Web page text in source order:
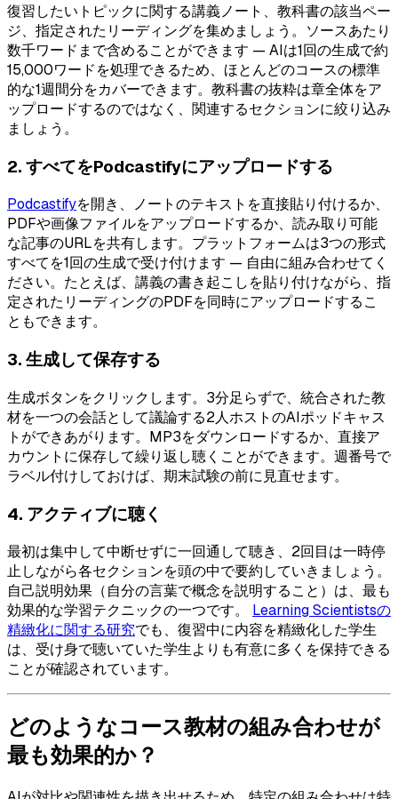
復習したいトピックに関する講義ノート、教科書の該当ペー
ジ、指定されたリーディングを集めましょう。ソースあたり
数千ワードまで含めることができます — AIは1回の生成で約
15,000ワードを処理できるため、ほとんどのコースの標準
的な1週間分をカバーできます。教科書の抜粋は章全体をア
ップロードするのではなく、関連するセクションに絞り込み
ましょう。
2. すべてをPodcastifyにアップロードする
Podcastifyを開き、ノートのテキストを直接貼り付けるか、
PDFや画像ファイルをアップロードするか、読み取り可能
な記事のURLを共有します。プラットフォームは3つの形式
すべてを1回の生成で受け付けます — 自由に組み合わせてく
ださい。たとえば、講義の書き起こしを貼り付けながら、指
定されたリーディングのPDFを同時にアップロードするこ
ともできます。
3. 生成して保存する
生成ボタンをクリックします。3分足らずで、統合された教
材を一つの会話として議論する2人ホストのAIポッドキャス
トができあがります。MP3をダウンロードするか、直接ア
カウントに保存して繰り返し聴くことができます。週番号で
ラベル付けしておけば、期末試験の前に見直せます。
4. アクティブに聴く
最初は集中して中断せずに一回通して聴き、2回目は一時停
止しながら各セクションを頭の中で要約していきましょう。
自己説明効果（自分の言葉で概念を説明すること）は、最も
効果的な学習テクニックの一つです。
Learning Scientistsの
精緻化に関する研究でも、復習中に内容を精緻化した学生
は、受け身で聴いていた学生よりも有意に多くを保持できる
ことが確認されています。
どのようなコース教材の組み合わせが
最も効果的か？